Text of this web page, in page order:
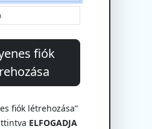
fiók
fiók létrehozása”
ELFOGADJA